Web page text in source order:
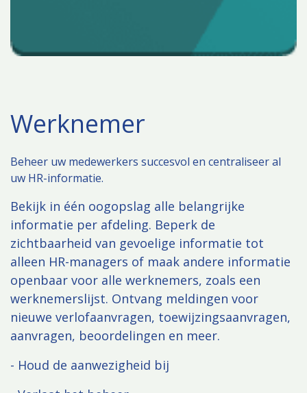
Werknemer
Beheer uw medewerkers succesvol en centraliseer al
uw HR-informatie.
Bekijk in één oogopslag alle belangrijke
informatie per afdeling. Beperk de
zichtbaarheid van gevoelige informatie tot
alleen HR-managers of maak andere informatie
openbaar voor alle werknemers, zoals een
werknemerslijst. Ontvang meldingen voor
nieuwe verlofaanvragen, toewijzingsaanvragen,
aanvragen, beoordelingen en meer.
- Houd de aanwezigheid bij